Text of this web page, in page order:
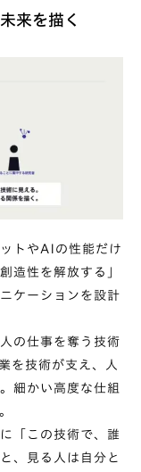
来を描く
トやAIの性能だけ
造性を解放する」
ケーションを設計
の仕事を奪う技術
を技術が支え、人
細かい高度な仕組
「この技術で、誰
、見る人は自分と